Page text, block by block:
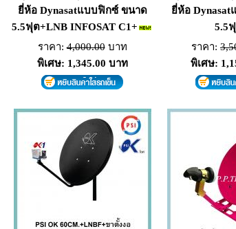
ยี่ห้อ Dynasatแบบฟิกซ์ ขนาด
5.5ฟุต+LNB INFOSAT C1+
ราคา:4,000.00บาท
พิเศษ: 1,345.00 บาท
ยี่ห้อ
5.5
ราคา:
พิเศษ: